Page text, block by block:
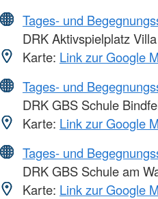
Tages- und
DRK Aktivspielplatz
Karte: Link zur Google
Tages- und
DRK GBS Schule
Karte: Link zur Google
Tages- und
DRK GBS Schule am
Karte: Link zur Google